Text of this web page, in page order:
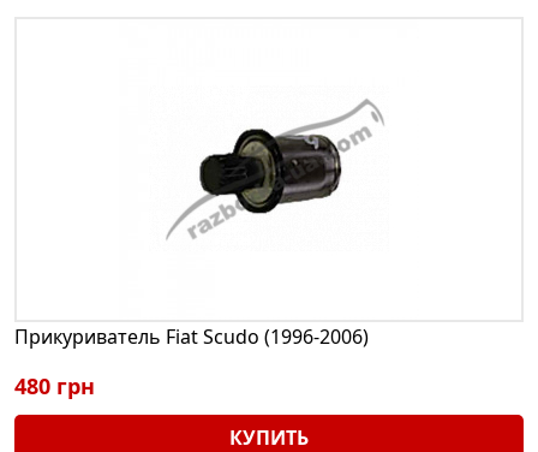
Прикуриватель Fiat Scudo (1996-2006)
480 грн
КУПИТЬ